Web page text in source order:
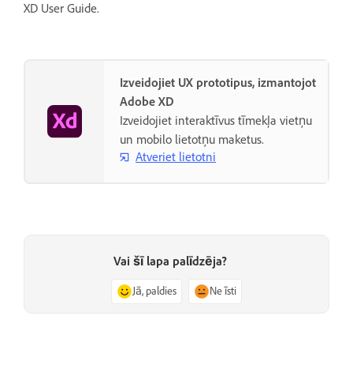
XD User Guide.
Izveidojiet UX prototipus, izmantojot
Adobe XD
Izveidojiet interaktīvus tīmekļa vietņu
un mobilo lietotņu maketus.
Atveriet lietotni
Vai šī lapa palīdzēja?
Jā, paldies Ne īsti